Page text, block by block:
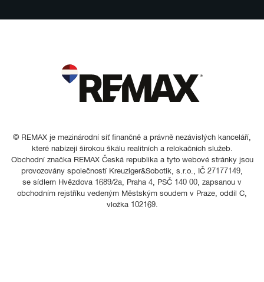
© REMAX je mezinárodní síť finančně a právně nezávislých kanceláří,
které nabízejí širokou škálu realitních a relokačních služeb.
Obchodní značka REMAX Česká republika a tyto webové stránky jsou
provozovány společností Kreuziger&Sobotik, s.r.o., IČ 27177149,
se sídlem Hvězdova 1689/2a, Praha 4, PSČ 140 00, zapsanou v
obchodním rejstříku vedeným Městským soudem v Praze, oddíl C,
vložka 102169.